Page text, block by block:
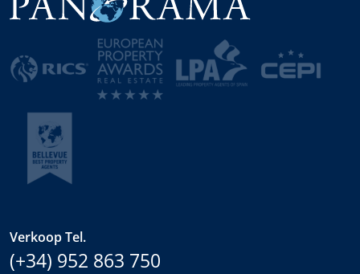
Verkoop Tel.
(+34) 952 863 750